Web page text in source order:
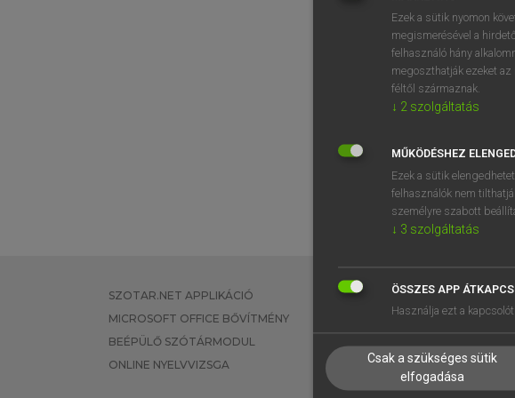
BELÉPÉS
SZOTAR.NET APPLIKÁCIÓ
MICROSOFT OFFICE BŐVÍTMÉNY
BEÉPÜLŐ SZÓTÁRMODUL
ONLINE NYELVVIZSGA
EGYÉNI FELHASZNÁLÓKNAK
TANULÓKNAK
VÁLLALATI MEGOLDÁSOK
Ezek a sütik nyomon
megismerésével a
felhasználó hány
megoszthatják ezeket
féltől származnak.
↓ 2 szolgáltatás
MŰKÖDÉSHEZ
Ezek a sütik
felhasználók nem
személyre szabott
↓ 3 szolgáltatás
ÖSSZES APP
Használja ezt a
Csak a szükséges sütik
elfogadása